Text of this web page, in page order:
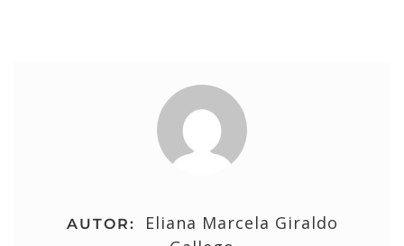
AUTOR:
Eliana Marcela Giraldo